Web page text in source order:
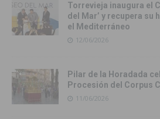
Torrevieja inaugura el
del Mar’ y recupera su
el Mediterráneo
12/06/2026
Pilar de la Horadada
Procesión del Corpus
11/06/2026